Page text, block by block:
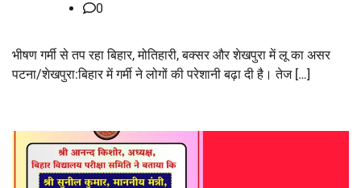
0
भीषण गर्मी से तप रहा बिहार, मोतिहारी, बक्सर और शेखपुरा में लू का असर
पटना/शेखपुरा:बिहार में गर्मी ने लोगों की परेशानी बढ़ा दी है। तेज […]